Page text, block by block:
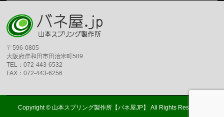
〒596-0805
大阪府岸和田市田治米町589
TEL：072-443-6532
FAX：072-443-6256
Copyright © 山本スプリング製作所【バネ屋JP】 All Rights Reserved.